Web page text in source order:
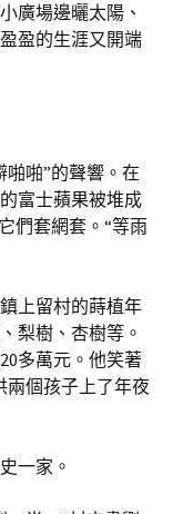
廣場邊曬太陽、
盈的生涯又開端
啪”的聲響。在
富士蘋果被堆成
們套網套。“等雨
上留村的蒔植年
梨樹、杏樹等。
多萬元。他笑著
兩個孩子上了年夜
一家。